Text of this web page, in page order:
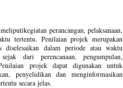
perancangan, pelaksanaan,
tertentu. Penilaian projek merupakan
diselesaikan dalam periode atau waktu
dari perencanaan, pengumpulan,
projek dapat digunakan untuk
penyelidikan dan menginformasikan
secara jelas.